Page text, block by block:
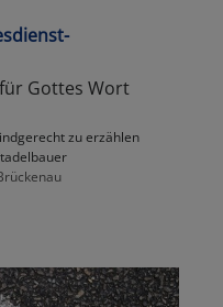
Gottes Wort
zu erzählen